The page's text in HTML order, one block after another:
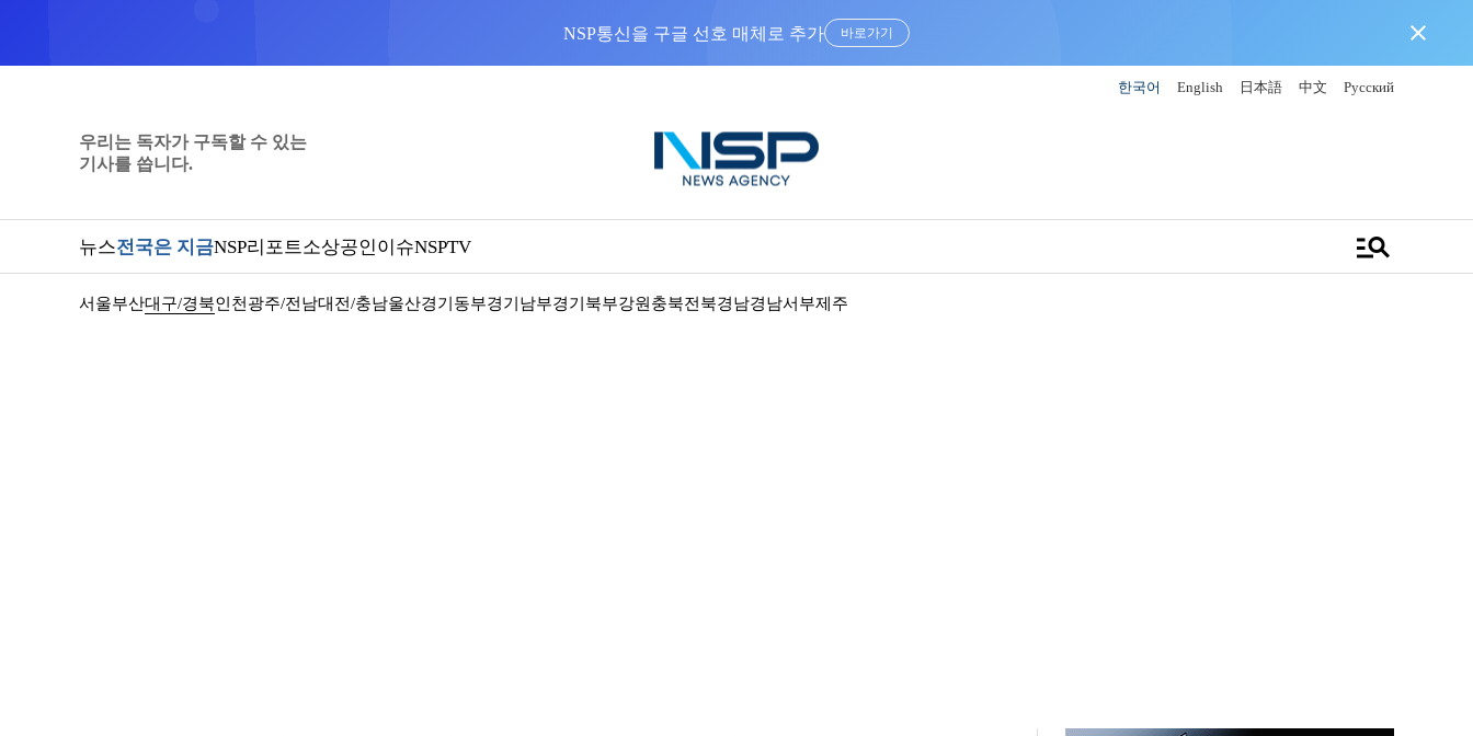
“우리는 독자가 구독할 수 있는 기사를 씁니다” close
한국어 English 日本語 中文 Русский
우리는 독자가 구독할 수 있는
기사를 씁니다.
뉴스전국은 지금NSP리포트소상공인이슈NSPTV manage_search
서울부산대구/경북인천 광주/전남대전/충남울산경기동부경기남부경기북부강원 충북전북경남경남서부제주